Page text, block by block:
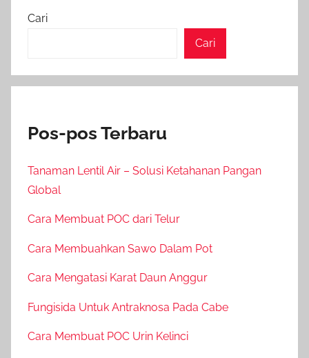
Cari
Cari
Pos-pos Terbaru
Tanaman Lentil Air – Solusi Ketahanan Pangan
Global
Cara Membuat POC dari Telur
Cara Membuahkan Sawo Dalam Pot
Cara Mengatasi Karat Daun Anggur
Fungisida Untuk Antraknosa Pada Cabe
Cara Membuat POC Urin Kelinci